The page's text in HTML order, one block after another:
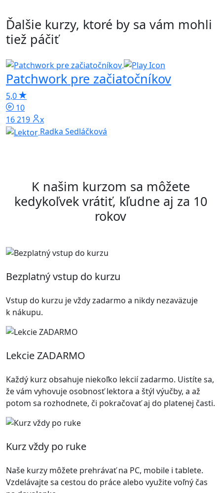
Ďalšie kurzy, ktoré by sa vám mohli
tiež páčiť
Patchwork pre začiatočníkov
5,0
10
16 219x
Radka Sedláčková
K našim kurzom sa môžete
kedykoľvek vrátiť, kľudne aj za 10
rokov
Bezplatný vstup do kurzu
Vstup do kurzu je vždy zadarmo a nikdy nezaväzuje
k nákupu.
Lekcie ZADARMO
Každý kurz obsahuje niekoľko lekcií zadarmo. Uistíte sa,
že vám vyhovuje osobnosť lektora a štýl výučby, a až
potom sa rozhodnete, či pokračovať aj do platenej časti.
Kurz vždy po ruke
Naše kurzy môžete prehrávať na PC, mobile i tablete.
Vzdelávajte sa cestou do práce alebo využite voľný čas